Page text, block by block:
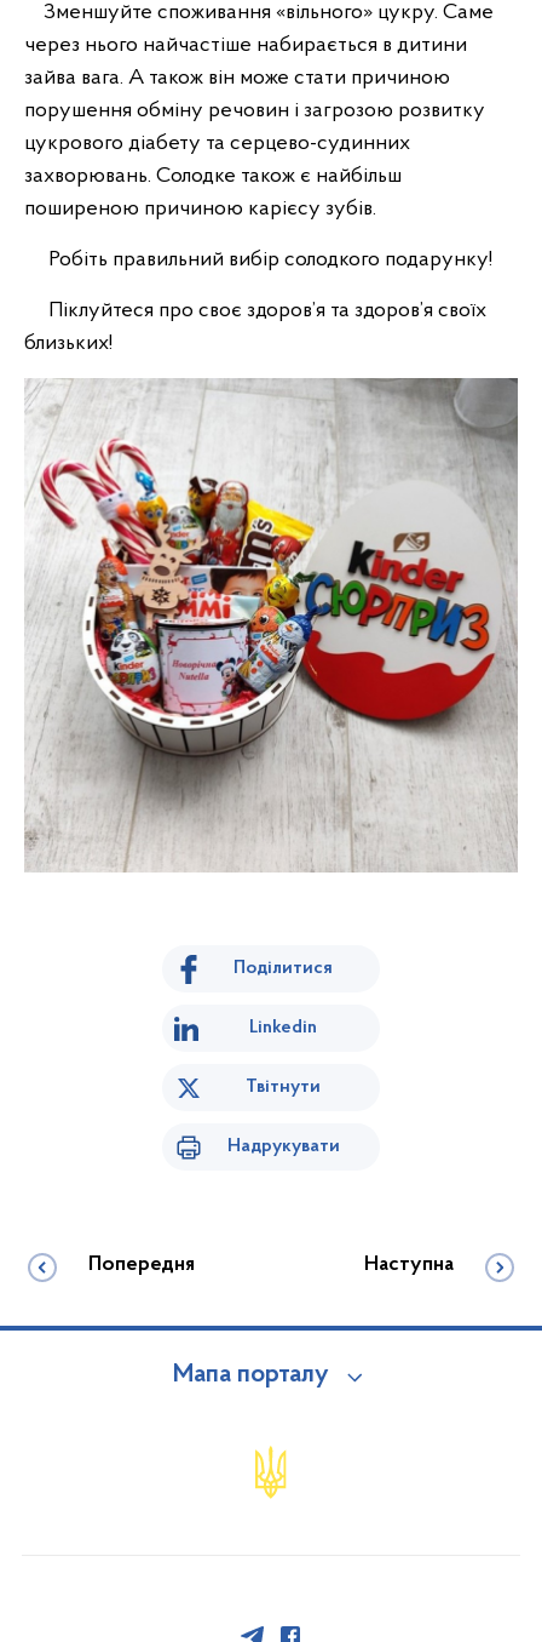
Зменшуйте споживання «вільного» цукру. Саме
через нього найчастіше набирається в дитини
зайва вага. А також він може стати причиною
порушення обміну речовин і загрозою розвитку
цукрового діабету та серцево-судинних
захворювань. Солодке також є найбільш
поширеною причиною карієсу зубів.
Робіть правильний вибір солодкого подарунку!
Піклуйтеся про своє здоров’я та здоров’я своїх
близьких!
Поділитися
Linkedin
Твітнути
Надрукувати
Попередня Наступна
Мапа порталу